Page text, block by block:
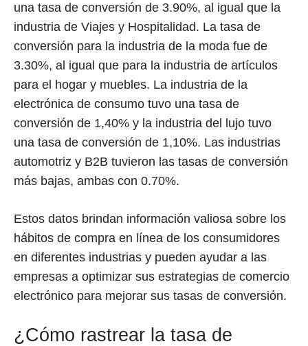
una tasa de conversión de 3.90%, al igual que la
industria de Viajes y Hospitalidad. La tasa de
conversión para la industria de la moda fue de
3.30%, al igual que para la industria de artículos
para el hogar y muebles. La industria de la
electrónica de consumo tuvo una tasa de
conversión de 1,40% y la industria del lujo tuvo
una tasa de conversión de 1,10%. Las industrias
automotriz y B2B tuvieron las tasas de conversión
más bajas, ambas con 0.70%.
Estos datos brindan información valiosa sobre los
hábitos de compra en línea de los consumidores
en diferentes industrias y pueden ayudar a las
empresas a optimizar sus estrategias de comercio
electrónico para mejorar sus tasas de conversión.
¿Cómo rastrear la tasa de